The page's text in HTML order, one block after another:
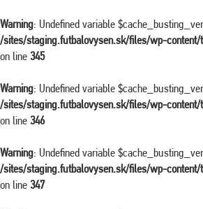
Warning: Undefined variable
/sites/staging.futbalovysen.sk/files/wp-content/
on line 345
Warning: Undefined variable
/sites/staging.futbalovysen.sk/files/wp-content/
on line 346
Warning: Undefined variable
/sites/staging.futbalovysen.sk/files/wp-content/
on line 347